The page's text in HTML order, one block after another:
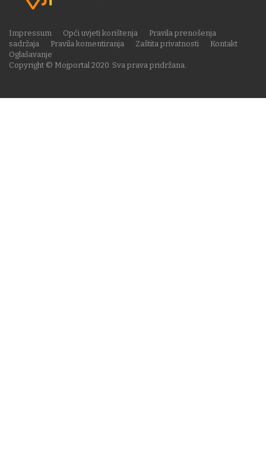
Copyright © Mojportal 2020. Sva prava pridržana.
Impressum Opći uvjeti korištenja
Pravila prenošenja
sadržaja
Pravila komentiranja Zaštita privatnosti
Kontakt
Oglašavanje